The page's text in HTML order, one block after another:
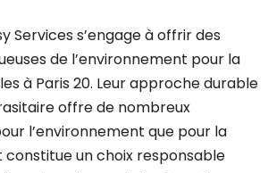
Services s’engage à offrir des
de l’environnement pour la
à Paris 20. Leur approche durable
offre de nombreux
l’environnement que pour la
constitue un choix responsable